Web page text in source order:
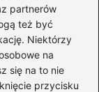
partnerów
też być
Niektórzy
na
się na to nie
przycisku